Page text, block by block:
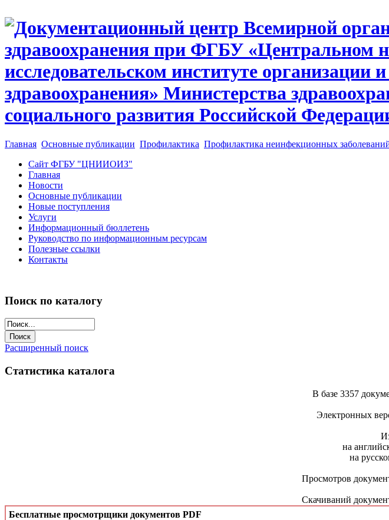
Главная Основные публикации Профилактика Профилактика неинфекционных
Сайт ФГБУ "ЦНИИОИЗ"
Главная
Новости
Основные публикации
Новые поступления
Услуги
Информационный бюллетень
Руководство по информационным ресурсам
Полезные ссылки
Контакты
Поиск по каталогу
Расширенный поиск
Статистика каталога
В базе 3357
Электронных
на
на
Просмотров
Скачиваний
Бесплатные просмотрщики документов PDF